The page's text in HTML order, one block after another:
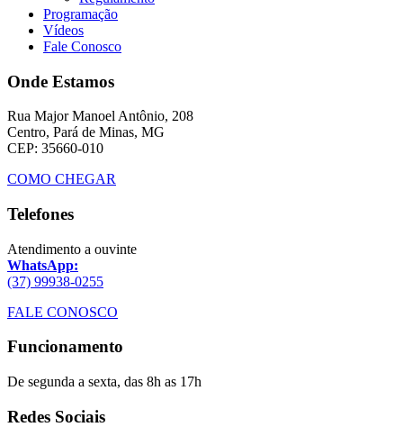
Programação
Vídeos
Fale Conosco
Onde Estamos
Rua Major Manoel Antônio, 208
Centro, Pará de Minas, MG
CEP: 35660-010
COMO CHEGAR
Telefones
Atendimento a ouvinte
WhatsApp:
(37) 99938-0255
FALE CONOSCO
Funcionamento
De segunda a sexta, das 8h as 17h
Redes Sociais